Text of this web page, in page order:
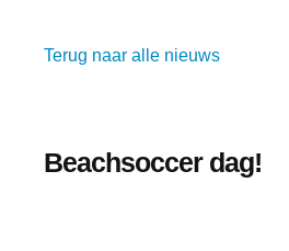
Terug naar alle nieuws
Beachsoccer dag!